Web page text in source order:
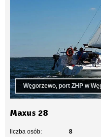
Węgorzewo, port ZHP w
Maxus 28
liczba osób:
8